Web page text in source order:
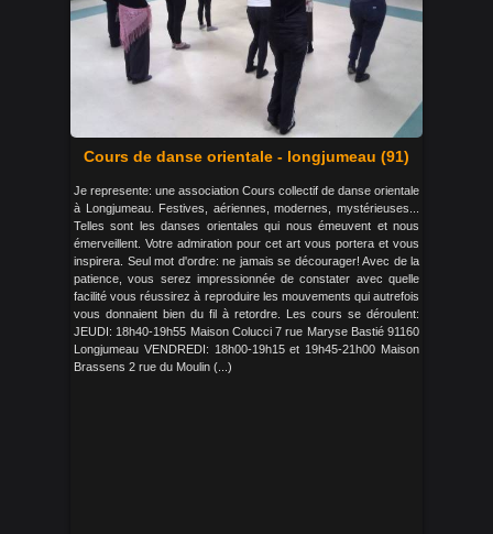
Cours de danse orientale - longjumeau (91)
Je represente: une association Cours collectif de danse orientale
à Longjumeau. Festives, aériennes, modernes, mystérieuses...
Telles sont les danses orientales qui nous émeuvent et nous
émerveillent. Votre admiration pour cet art vous portera et vous
inspirera. Seul mot d'ordre: ne jamais se décourager! Avec de la
patience, vous serez impressionnée de constater avec quelle
facilité vous réussirez à reproduire les mouvements qui autrefois
vous donnaient bien du fil à retordre. Les cours se déroulent:
JEUDI: 18h40-19h55 Maison Colucci 7 rue Maryse Bastié 91160
Longjumeau VENDREDI: 18h00-19h15 et 19h45-21h00 Maison
Brassens 2 rue du Moulin (...)